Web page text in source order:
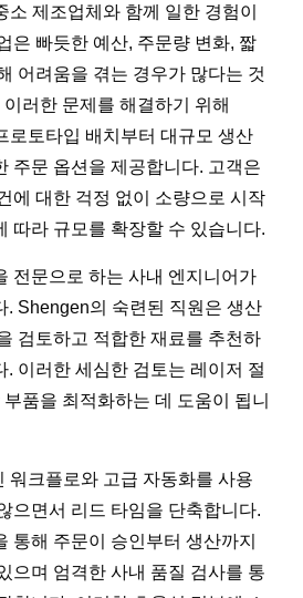
제조업체와 함께 일한 경험이
은 빠듯한 예산, 주문량 변화, 짧
어려움을 겪는 경우가 많다는 것
러한 문제를 해결하기 위해
로토타입 배치부터 대규모 생산
주문 옵션을 제공합니다. 고객은
에 대한 걱정 없이 소량으로 시작
따라 규모를 확장할 수 있습니다.
전문으로 하는 사내 엔지니어가
. Shengen의 숙련된 직원은 생산
검토하고 적합한 재료를 추천하
. 이러한 세심한 검토는 레이저 절
품을 최적화하는 데 도움이 됩니
워크플로와 고급 자동화를 사용
으면서 리드 타임을 단축합니다.
통해 주문이 승인부터 생산까지
으며 엄격한 사내 품질 검사를 통